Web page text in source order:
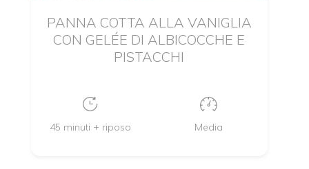
PANNA COTTA ALLA VANIGLIA
CON GELÉE DI ALBICOCCHE E
PISTACCHI
45 minuti + riposo Media